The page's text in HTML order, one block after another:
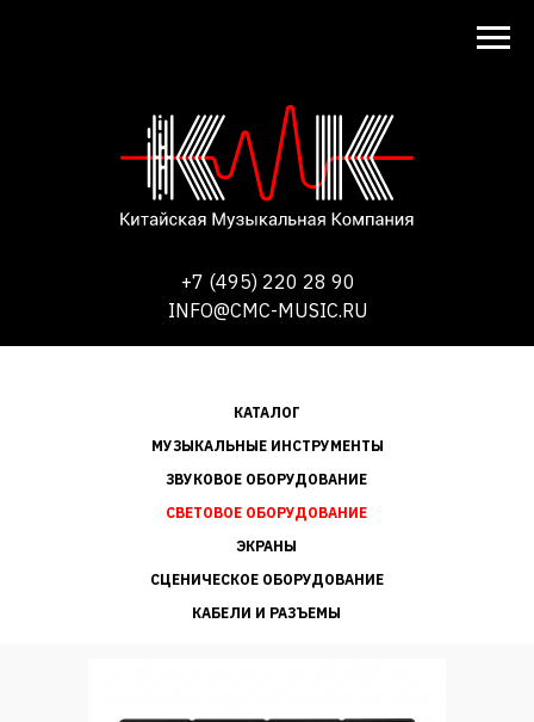
+7 (495) 220 28 90
INFO@CMC-MUSIC.RU
МУЗЫКАЛЬНЫЕ ИНСТРУМЕНТЫ
ЗВУКОВОЕ ОБОРУДОВАНИЕ
СВЕТОВОЕ ОБОРУДОВАНИЕ
ЭКРАНЫ
КАТАЛОГ
СЦЕНИЧЕСКОЕ ОБОРУДОВАНИЕ
КАБЕЛИ И РАЗЪЕМЫ